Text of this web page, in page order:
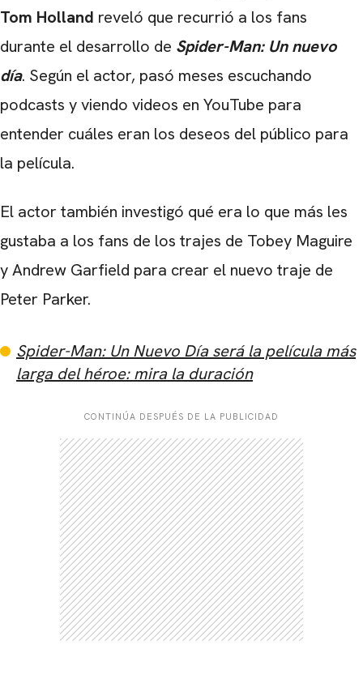
Tom Holland reveló que recurrió a los fans
durante el desarrollo de Spider-Man: Un nuevo
día. Según el actor, pasó meses escuchando
podcasts y viendo videos en YouTube para
entender cuáles eran los deseos del público para
la película.
El actor también investigó qué era lo que más les
gustaba a los fans de los trajes de Tobey Maguire
yAndrew Garfield para crear el nuevo traje de
Peter Parker.
Spider-Man: Un Nuevo Día será la película más
larga del héroe: mira la duración
CONTINÚA DESPUÉS DE LA PUBLICIDAD